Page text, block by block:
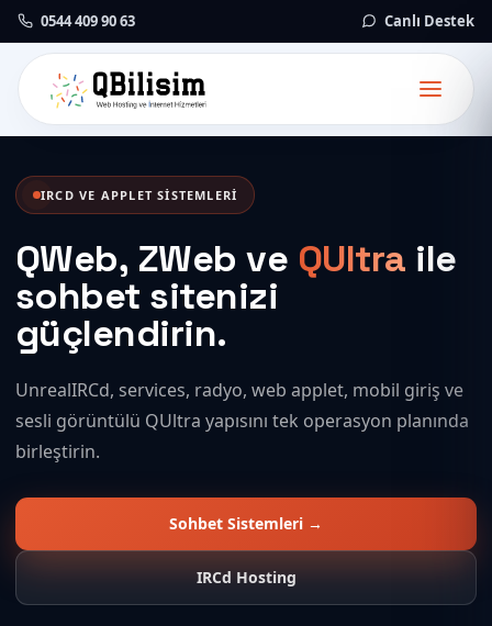
0544 409 90 63 Canlı Destek
IRCD VE APPLET SISTEMLERI
QWeb, ZWeb ve QUltra ile
sohbet sitenizi
güçlendirin.
UnrealIRCd, services, radyo, web applet, mobil giriş ve
sesli görüntülü QUltra yapısını tek operasyon planında
birleştirin.
Sohbet Sistemleri →
IRCd Hosting